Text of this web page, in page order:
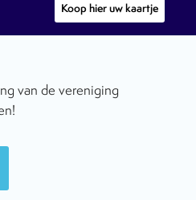
Koop hier uw kaartje
van de vereniging